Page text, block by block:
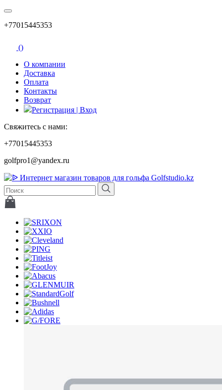
+77015445353
()
О компании
Доставка
Оплата
Контакты
Возврат
Регистрация | Вход
Свяжитесь с нами:
+77015445353
golfpro1@yandex.ru